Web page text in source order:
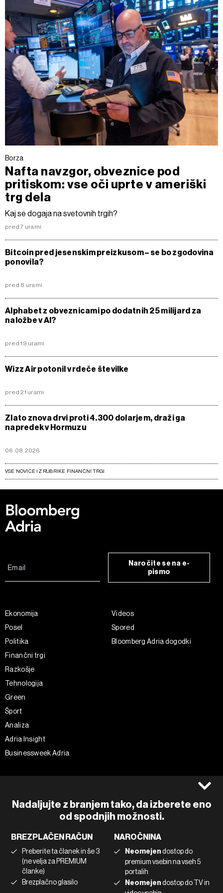
Borza
Nafta navzgor, obveznice pod
pritiskom: vse oči uprte v ameriški
trg dela
Kaj se dogaja na svetovnih trgih?
pred 7 urami
Bitcoin pred jesenskim preizkusom – se bo zgodovina
ponovila?
pred 8 urami
Alphabet z obveznicami po dodatnih 25 milijard za
naložbe v AI?
pred 19 urami
Wizz Air potonil v rdeče številke
pred 21 urami
Zlato znova drvi proti 4.300 dolarjem, draži ga
napredek v Hormuzu
06.08.2026
VSE NOVICE IZ RUBRIKE FINANČNI TRGI
Nadaljujte z branjem tako, da izberete eno
od spodnjih možnosti.
BREZPLAČEN RAČUN
Preberite ta članek in še 3
(ne velja za PREMIUM
članke)
Brezplačno glasilo
NAROČNINA
Neomejendostop do
premium vsebin na vseh 5
portalih
Neomejendostop do TV in
Naročite se na e-
pismo
Ekonomija
Posel
Politika
Finančni trgi
Razkošje
Tehnologija
Green
Šport
Analiza
Adria Insight
Businessweek Adria
Videos
Spored
Bloomberg Adria dogodki
Piškotki
Marketing
Uporaba umetne inteligence
Instagram
Linkedin
Tiktok
©2022 - 2026 Bloomberg L.P. All Rights Reserved. BLOOMBERG and